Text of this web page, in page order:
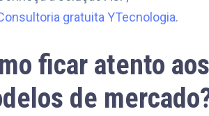
gratuita YTecnologia.
ficar atento
de